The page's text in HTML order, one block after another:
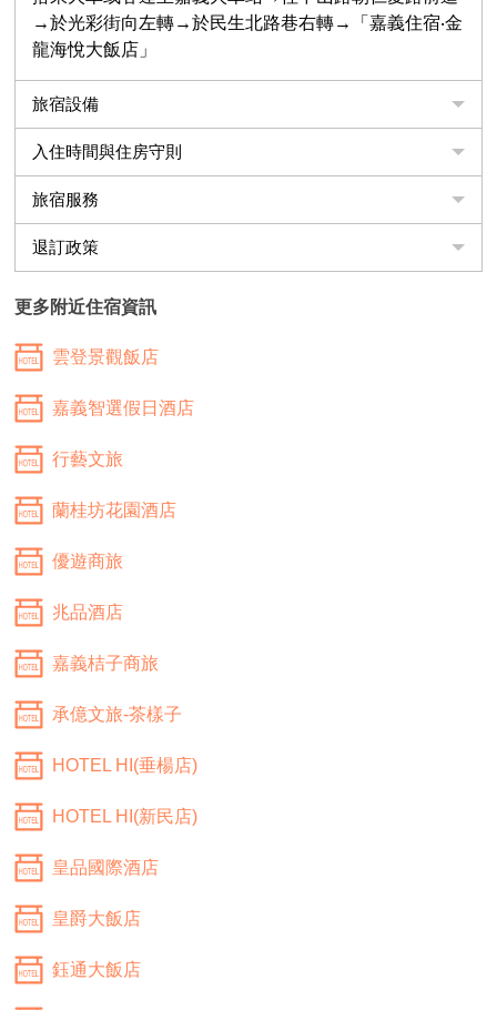
→於光彩街向左轉→於民生北路巷右轉→「嘉義住宿‧金
龍海悅大飯店」
旅宿設備
入住時間與住房守則
旅宿服務
退訂政策
更多附近住宿資訊
雲登景觀飯店
嘉義智選假日酒店
行藝文旅
蘭桂坊花園酒店
優遊商旅
兆品酒店
嘉義桔子商旅
承億文旅-茶樣子
HOTEL HI(垂楊店)
HOTEL HI(新民店)
皇品國際酒店
皇爵大飯店
鈺通大飯店